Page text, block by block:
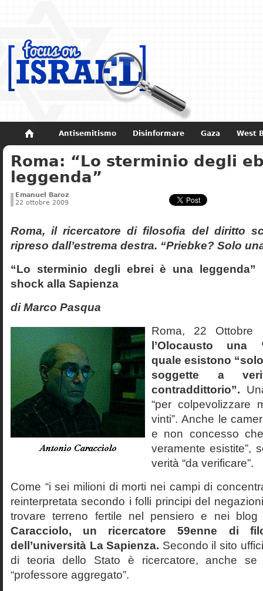
Antisemitismo Disinformare Gaza West
Non dimenticare Storia di Israele
Roma: “Lo sterminio degli
leggenda”
Emanuel Baroz
22 ottobre 2009
Roma, il ricercatore di filosofia del diritto
ripreso dall’estrema destra. “Priebke? Solo
“Lo sterminio degli ebrei è una leggenda”
shock alla Sapienza
di Marco Pasqua
Roma, 22
l’Olocausto una
quale esistono
soggette a
contraddittorio”.
“per colpevolizzare
vinti”. Anche le
e non concesso
veramente esistite”,
verità “da verificare”.
Come “i sei milioni di morti nei campi di
reinterpretata secondo i folli principi del
trovare terreno fertile nel pensiero e nei
Caracciolo, un ricercatore 59enne di
dell’università La Sapienza. Secondo il sito
di teoria dello Stato è ricercatore, anche
“professore aggregato”.